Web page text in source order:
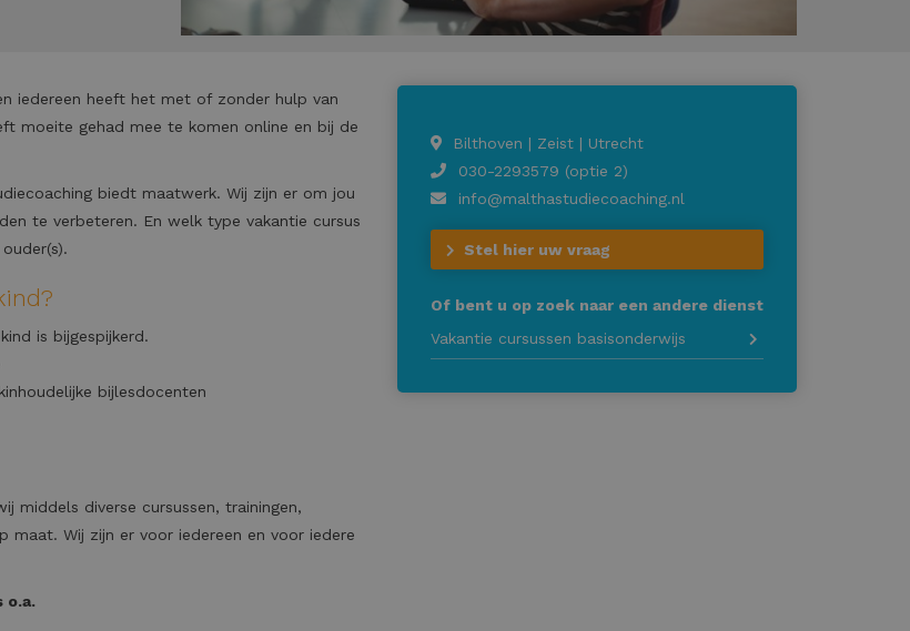
iedereen heeft het met of zonder hulp van
moeite gehad mee te komen online en bij de
biedt maatwerk. Wij zijn er om jou
te verbeteren. En welk type vakantie cursus
is bijgespijkerd.
bijlesdocenten
middels diverse cursussen, trainingen,
Wij zijn er voor iedereen en voor iedere
o.a.
Bilthoven | Zeist | Utrecht
030-2293579 (optie 2)
info@malthastudiecoaching.nl
Stel hier uw vraag
Of bent u op zoek naar een andere dienst
Vakantie cursussen basisonderwijs